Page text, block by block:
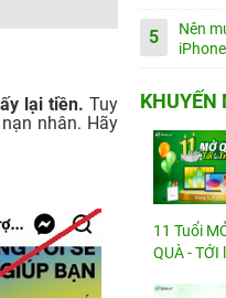
lại tiền. Tuy
nhân. Hãy
5
Nên
KHUYẾN
11 Tuổi
QUÀ - TỚI